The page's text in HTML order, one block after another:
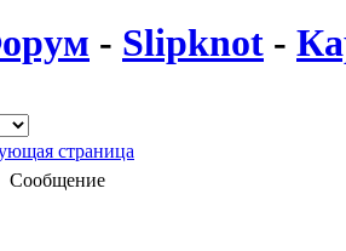
- Slipknot -
страница
Сообщение